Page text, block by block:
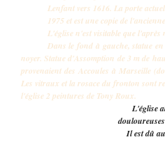
Lenfant vers 1616. La porte
1975 et est une copie de
L'église n'est visitable que
Dans le fond à gauche, statue
noyer. Statue d'Assomption de 3 m de
provenaient des Accoules à Marseille
Les vitraux et la rosace du fronton sont
l'église 2 peintures de Tony Roux.
L'église
Il est dû